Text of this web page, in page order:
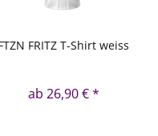
FRITZ T-Shirt weiss
ab 26,90 € *